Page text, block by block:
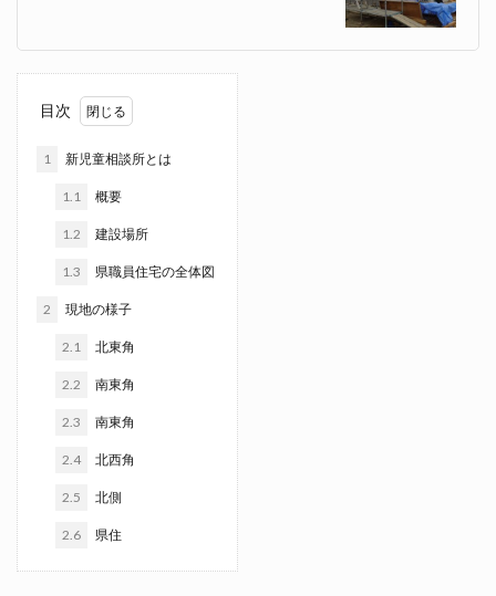
目次
1 新児童相談所とは
1.1 概要
1.2 建設場所
1.3 県職員住宅の全体図
2 現地の様子
2.1 北東角
2.2 南東角
2.3 南東角
2.4 北西角
2.5 北側
2.6 県住